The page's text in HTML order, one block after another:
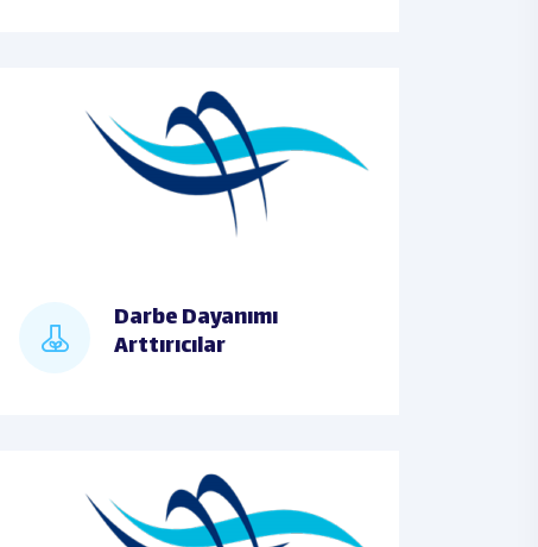
Darbe Dayanımı
Arttırıcılar